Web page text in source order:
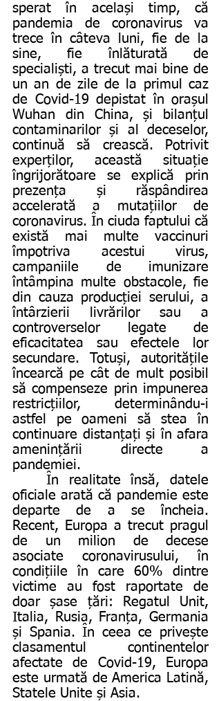
sperat în același timp, că
pandemia de coronavirus va
trece în câteva luni, fie de la
sine, fie înlăturată de
specialiști, a trecut mai bine de
un an de zile de la primul caz
de Covid-19 depistat în orașul
Wuhan din China, și bilanțul
contaminarilor și al deceselor,
continuă să crească. Potrivit
experților, această situație
îngrijorătoare se explică prin
prezența și răspândirea
accelerată a mutațiilor de
coronavirus. În ciuda faptului că
există mai multe vaccinuri
împotriva acestui virus,
campaniile de imunizare
întâmpina multe obstacole, fie
din cauza producției serului, a
întârzierii livrărilor sau a
controverselor legate de
eficacitatea sau efectele lor
secundare. Totuși, autoritățile
încearcă pe cât de mult posibil
să compenseze prin impunerea
restricțiilor, determinându-i
astfel pe oameni să stea în
continuare distanțați și în afara
amenințării directe a
pandemiei.
oficiale arată că pandemie este
departe de a se încheia.
Recent, Europa a trecut pragul
de un milion de decese
asociate coronavirusului, în
condițiile în care 60% dintre
victime au fost raportate de
doar șase țări: Regatul Unit,
Italia, Rusia, Franța, Germania
și Spania. În ceea ce privește
clasamentul continentelor
afectate de Covid-19, Europa
este urmată de America Latină,
Statele Unite și Asia.